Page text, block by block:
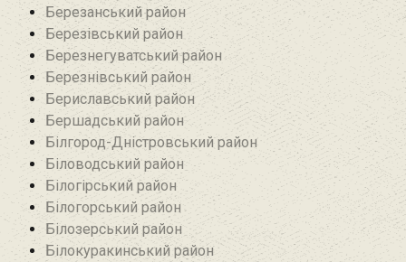
Березанський район‎
Березівський район
Березнегуватський район‎
Березнівський район‎
Бериславський район
Бершадський район
Білгород-Дністровський район
Біловодський район‎
Білогірський район
Білогорський район
Білозерський район
Білокуракинський район‎